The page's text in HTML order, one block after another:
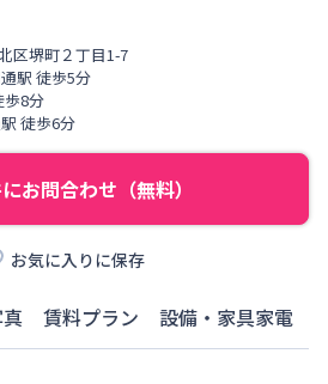
区堺町２丁目1-7
駅 徒歩5分
歩8分
徒歩6分
お問合わせ（無料）
お気に入りに保存
賃料プラン 設備・家具家電